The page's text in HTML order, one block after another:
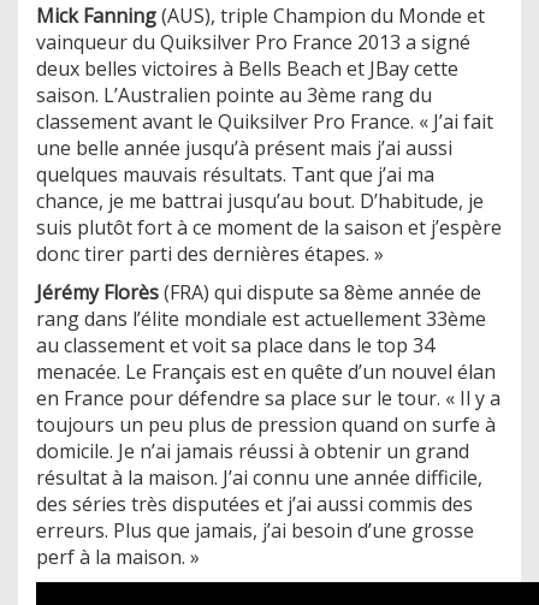
Mick Fanning(AUS), triple Champion du Monde et
vainqueur du Quiksilver Pro France 2013 a signé
deux belles victoires à Bells Beach et JBay cette
saison. L’Australien pointe au 3ème rang du
classement avant le Quiksilver Pro France. « J’ai fait
une belle année jusqu’à présent mais j’ai aussi
quelques mauvais résultats. Tant que j’ai ma
chance, je me battrai jusqu’au bout. D’habitude, je
suis plutôt fort à ce moment de la saison et j’espère
donc tirer parti des dernières étapes. »
Jérémy Florès(FRA) qui dispute sa 8ème année de
rang dans l’élite mondiale est actuellement 33ème
au classement et voit sa place dans le top 34
menacée. Le Français est en quête d’un nouvel élan
en France pour défendre sa place sur le tour. « Il y a
toujours un peu plus de pression quand on surfe à
domicile. Je n’ai jamais réussi à obtenir un grand
résultat à la maison. J’ai connu une année difficile,
des séries très disputées et j’ai aussi commis des
erreurs. Plus que jamais, j’ai besoin d’une grosse
perf à la maison. »